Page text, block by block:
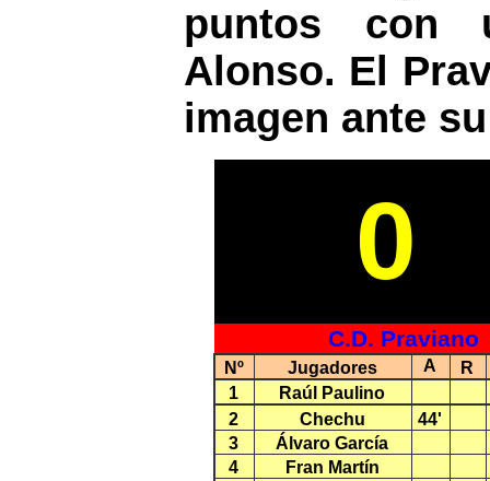
puntos con
Alonso. El
imagen ante
0
C.D. Praviano
Nº Jugadores A
R
1
Raúl Paulino
2
Chechu
44'
3
Álvaro García
4
Fran Martín